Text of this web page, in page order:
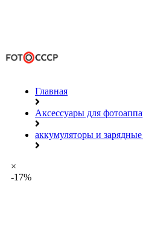
Главная
Аксессуары для
аккумуляторы и
×
-17%